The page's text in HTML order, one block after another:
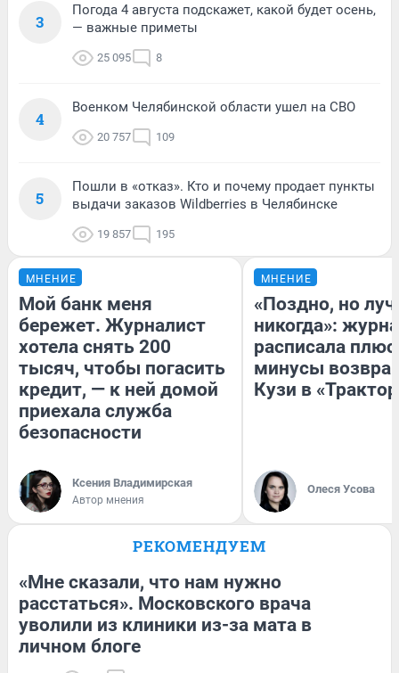
3
Погода 4 августа подскажет, какой будет осень,
— важные приметы
25 095 8
4
Военком Челябинской области ушел на СВО
20 757 109
5
Пошли в «отказ». Кто и почему продает пункты
выдачи заказов Wildberries в Челябинске
19 857 195
МНЕНИЕ
Мой банк меня
бережет. Журналист
хотела снять 200
тысяч, чтобы погасить
кредит, — к ней домой
приехала служба
безопасности
Ксения Владимирская
Автор мнения
МНЕНИЕ
«Поздно, но
никогда»:
расписала
минусы
Кузи в
Олеся Усова
РЕКОМЕНДУЕМ
«Мне сказали, что нам нужно
расстаться». Московского врача
уволили из клиники из-за мата в
личном блоге